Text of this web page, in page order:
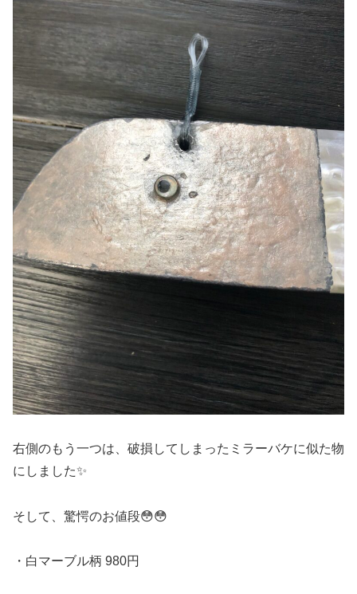
右側のもう一つは、破損してしまったミラーバケに似た物
にしました✨
そして、驚愕のお値段😳😳
・白マーブル柄 980円